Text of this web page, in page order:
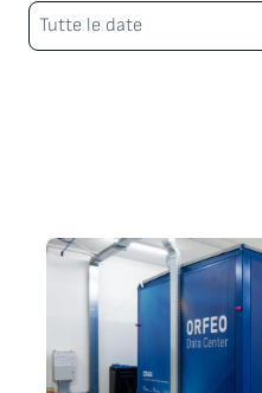
Periodo
Tutte le date